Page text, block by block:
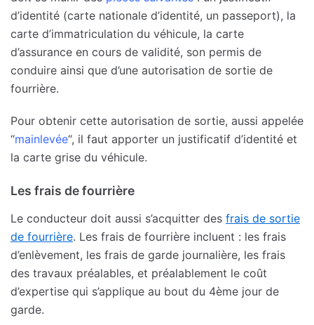
d’identité (carte nationale d’identité, un passeport), la
carte d’immatriculation du véhicule, la carte
d’assurance en cours de validité, son permis de
conduire ainsi que d’une autorisation de sortie de
fourrière.
Pour obtenir cette autorisation de sortie, aussi appelée
“mainlevée“, il faut apporter un justificatif d’identité et
la carte grise du véhicule.
Les frais de fourrière
Le conducteur doit aussi s’acquitter des frais de sortie
de fourrière. Les frais de fourrière incluent : les frais
d’enlèvement, les frais de garde journalière, les frais
des travaux préalables, et préalablement le coût
d’expertise qui s’applique au bout du 4ème jour de
garde.